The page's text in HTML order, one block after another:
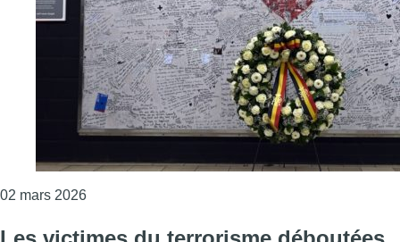
02 mars 2026Consulter l'article "22 mars 2016 : des